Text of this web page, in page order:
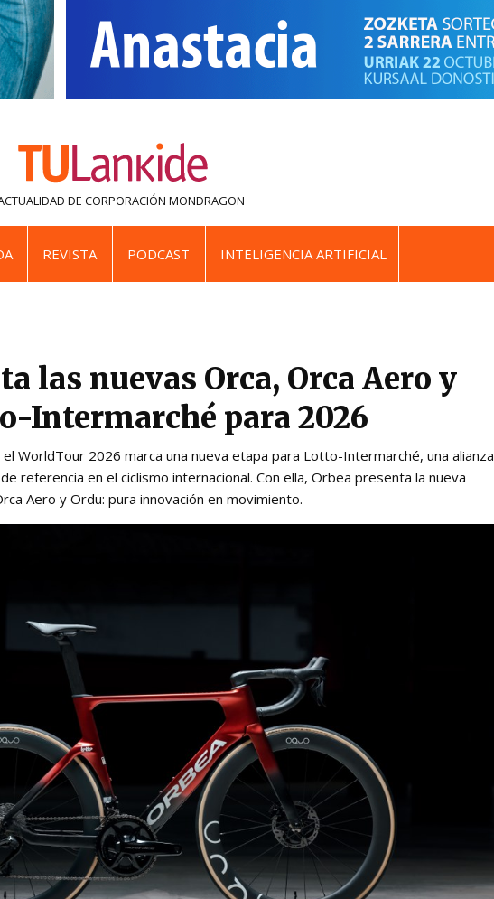
DE CORPORACIÓN MONDRAGON
REVISTA PODCAST INTELIGENCIA ARTIFICIAL
las nuevas Orca, Orca Aero y
Intermarché para 2026
WorldTour 2026 marca una nueva etapa para Lotto-Intermarché, una alianza
referencia en el ciclismo internacional. Con ella, Orbea presenta la nueva
Aero y Ordu: pura innovación en movimiento.